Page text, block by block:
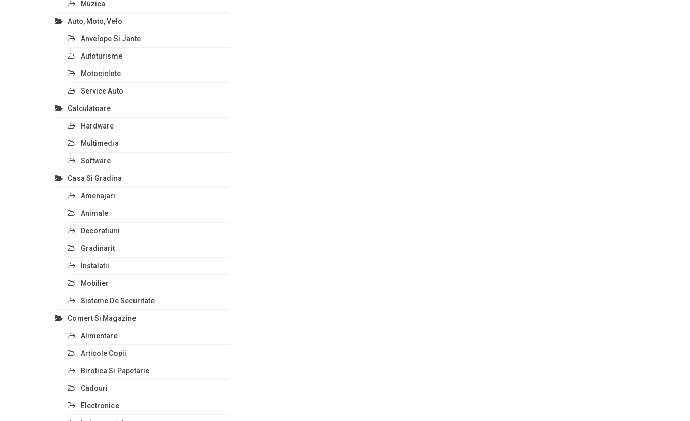
Muzica
Auto, Moto, Velo
Anvelope Si Jante
Autoturisme
Motociclete
Service Auto
Calculatoare
Hardware
Multimedia
Software
Casa Si Gradina
Amenajari
Animale
Decoratiuni
Gradinarit
Instalatii
Mobilier
Sisteme De Securitate
Comert Si Magazine
Alimentare
Articole Copii
Birotica Si Papetarie
Cadouri
Electronice